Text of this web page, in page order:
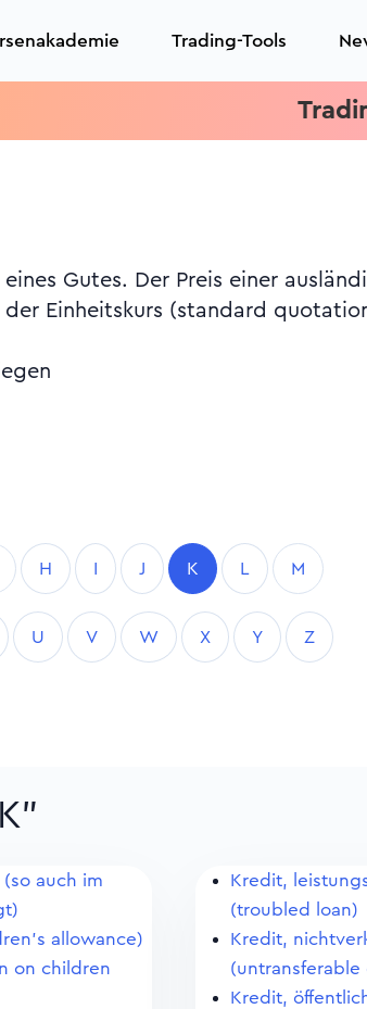
Trading-Tools
Trading
Gutes. Der Preis einer
Einheitskurs (standard
H I J K L M
U V W X Y Z
auch im
allowance)
on children
Kredit,
(troubled loan)
Kredit,
(untransferable
Kredit,